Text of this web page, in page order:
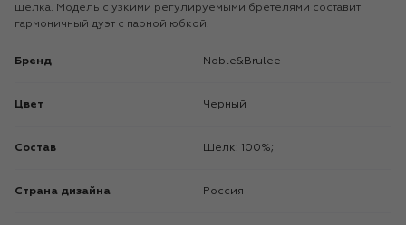
шелка. Модель с узкими регулируемыми бретелями составит
гармоничный дуэт с парной юбкой.
Бренд Noble&Brulee
Цвет Черный
Состав Шелк: 100%;
Страна дизайна Россия